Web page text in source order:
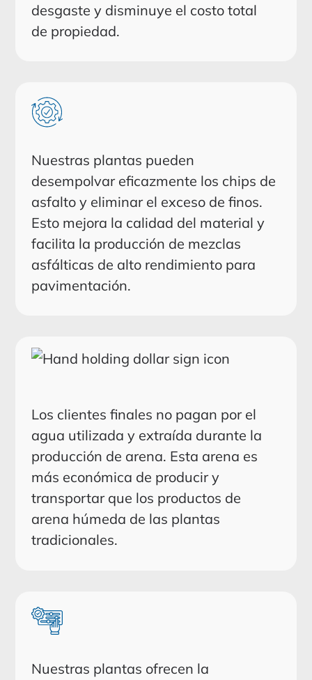
desgaste y disminuye el costo total
de propiedad.
Nuestras plantas pueden
desempolvar eficazmente los chips de
asfalto y eliminar el exceso de finos.
Esto mejora la calidad del material y
facilita la producción de mezclas
asfálticas de alto rendimiento para
pavimentación.
Los clientes finales no pagan por el
agua utilizada y extraída durante la
producción de arena. Esta arena es
más económica de producir y
transportar que los productos de
arena húmeda de las plantas
tradicionales.
Nuestras plantas ofrecen la